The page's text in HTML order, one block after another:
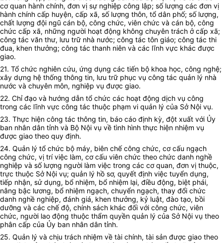
cơ quan hành chính, đơn vị sự nghiệp công lập; số lượng các đơn vị
hành chính cấp huyện, cấp xã, số lượng thôn, tổ dân phố; số lượng,
chất lượng đội ngũ cán bộ, công chức, viên chức và cán bộ, công
chức cấp xã, những người hoạt động không chuyên trách ở cấp xã;
công tác văn thư, lưu trữ nhà nước; công tác tôn giáo; công tác thi
đua, khen thưởng; công tác thanh niên và các lĩnh vực khác được
giao.
21. Tổ chức nghiên cứu, ứng dụng các tiến bộ khoa học, công nghệ;
xây dựng hệ thống thông tin, lưu trữ phục vụ công tác quản lý nhà
nước và chuyên môn, nghiệp vụ được giao.
22. Chỉ đạo và hướng dẫn tổ chức các hoạt động dịch vụ công
trong các lĩnh vực công tác thuộc phạm vi quản lý của Sở Nội vụ.
23. Thực hiện công tác thông tin, báo cáo định kỳ, đột xuất với Ủy
ban nhân dân tỉnh và Bộ Nội vụ về tình hình thực hiện nhiệm vụ
được giao theo quy định.
24. Quản lý tổ chức bộ máy, biên chế công chức, cơ cấu ngạch
công chức, vị trí việc làm, cơ cấu viên chức theo chức danh nghề
nghiệp và số lượng người làm việc trong các cơ quan, đơn vị thuộc,
trực thuộc Sở Nội vụ; quản lý hồ sơ, quyết định việc tuyển dụng,
tiếp nhận, sử dụng, bổ nhiệm, bổ nhiệm lại, điều động, biệt phái,
nâng bậc lương, bổ nhiệm ngạch, chuyển ngạch, thay đổi chức
danh nghề nghiệp, đánh giá, khen thưởng, kỷ luật, đào tạo, bồi
dưỡng và các chế độ, chính sách khác đối với công chức, viên
chức, người lao động thuộc thẩm quyền quản lý của Sở Nội vụ theo
phân cấp của Ủy ban nhân dân tỉnh.
25. Quản lý và chịu trách nhiệm về tài chính, tài sản được giao theo